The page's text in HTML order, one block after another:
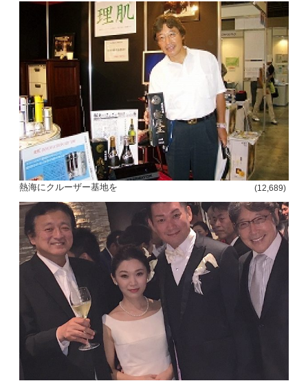
熱海にクルーザー基地を (12,689)